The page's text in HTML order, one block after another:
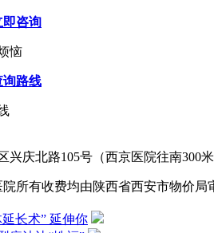
即咨询
恼
询路线
兴庆北路105号（西京医院往南300米
所有收费均由陕西省西安市物价局
延长术” 延伸你